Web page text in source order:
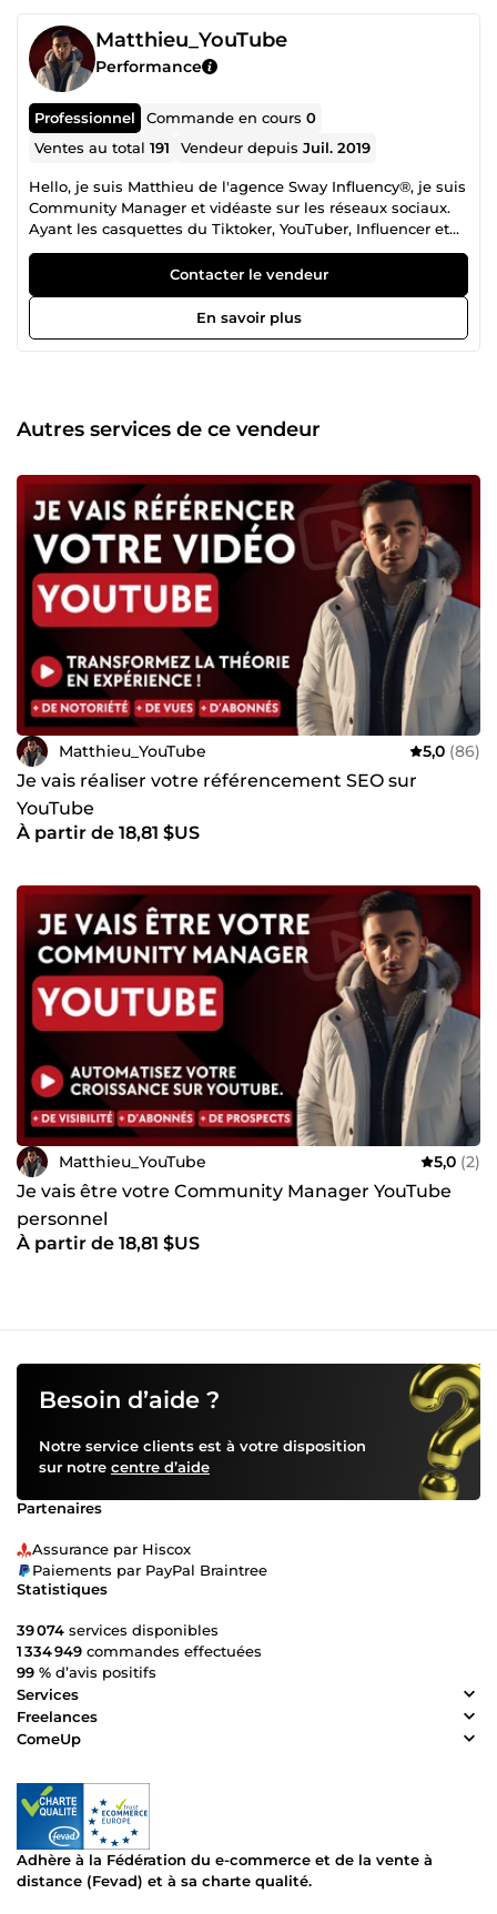
Matthieu_YouTube
Performance
Professionnel Commande en cours0
Ventes au total191 Vendeur depuisJuil. 2019
Hello, je suis Matthieu de l'agence Sway Influency®, je suis
Community Manager et vidéaste sur les réseaux sociaux.
Ayant les casquettes du Tiktoker, YouTuber, Influencer et
gérant d'un agence de marketing digital, je suis en
mesure d'accompagner bon nombre de mes clients dans
la création et le lancement de leur business en ligne. Pour
résumer, j'accompagne les PME, les indépendants, les e-
commerces et les particuliers à faire décoller leur business
toute entreprise souhaitant développer son CA. Je suis
spécialisé dans : Social Media Management - Community
Formation : TikTok Référencement YouTube &amp; Gestion
de chaîne YouTube Montage vidéo professionnel pour les
réseaux sociaux Sway Influency® - Agence De Marketing
Digital Matthieu Pezet - CEO
Contacter le vendeur
En savoir plus
Autres services de ce vendeur
Matthieu_YouTube 5,0 (86)
Je vais réaliser votre référencement SEO sur
YouTube
À partir de 18,81 $US
Matthieu_YouTube 5,0 (2)
Je vais être votre Community Manager YouTube
personnel
À partir de 18,81 $US
Besoin d’aide ?
Notre service clients est à votre disposition
sur notre centre d’aide
Partenaires
Assurance par Hiscox
Paiements par PayPal Braintree
Statistiques
39 074 services disponibles
1 334 949 commandes effectuées
99 % d’avis positifs
Services
Freelances
ComeUp
Adhère à la Fédération du e-commerce et de la vente à
distance (Fevad) et à sa charte qualité.